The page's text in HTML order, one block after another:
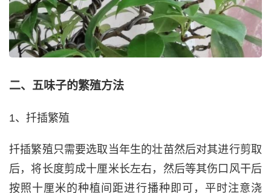
二、五味子的繁殖方法
1、扦插繁殖
扦插繁殖只需要选取当年生的壮苗然后对其进行剪取
后，将长度剪成十厘米长左右，然后等其伤口风干后
按照十厘米的种植间距进行播种即可，平时注意浇